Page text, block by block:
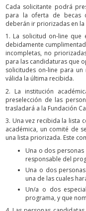
Cada solicitante podrá
para la oferta de becas
deberán ir priorizadas en la
1. La solicitud on-line que
debidamente
incompletas, no
para las candidaturas que
solicitudes on-line para
válida la última recibida.
2. La institución
preselección de las
trasladará a la Fundación
3. Una vez recibida la lista
académica, un comité de
una lista priorizada. Este
Una o dos
responsable del
Una o dos
una de las cuales
Un/a o dos
programa, y que